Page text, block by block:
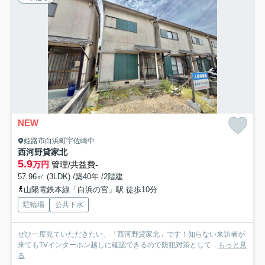
NEW
姫路市白浜町宇佐崎中
西河野貸家北
5.9万円 管理/共益費-
57.96㎡ (3LDK) /築40年 /2階建
山陽電鉄本線「白浜の宮」駅 徒歩10分
駐輪場 公共下水
ぜひ一度見ていただきたい、「西河野貸家北」です！知らない来訪者が
来てもTVインターホン越しに確認できるので防犯対策として... もっと見
る